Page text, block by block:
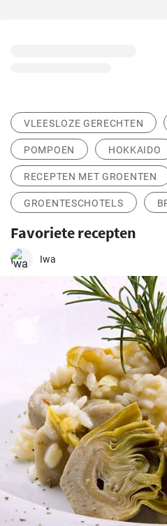
VLEESLOZE GERECHTEN
POMPOEN HOKKAIDO
RECEPTEN MET GROENTEN
GROENTESCHOTELS
Favoriete recepten
Iwa